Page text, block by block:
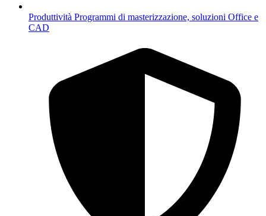
Produttività Programmi di masterizzazione, soluzioni Office e
CAD